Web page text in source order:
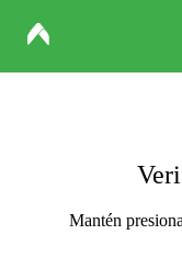
Mantén